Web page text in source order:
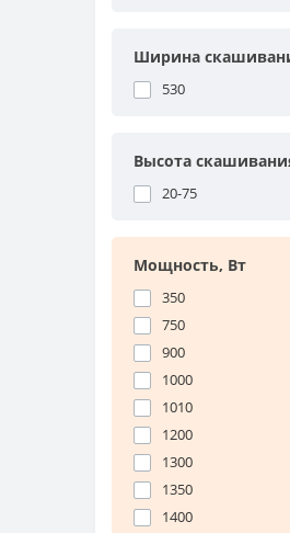
Ширина
530
Высота
20-75
Мощность, Вт
350
750
900
1000
1010
1200
1300
1350
1400